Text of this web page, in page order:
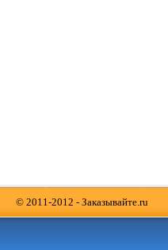
© 2011-2012 - Заказывайте.ru